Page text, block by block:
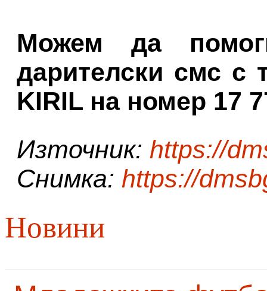
Можем да
дарителски смс с
KIRIL на номер 17
Източник: https://
Снимка: https://
Новини